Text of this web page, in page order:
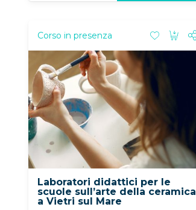
Corso in presenza
Laboratori didattici per le
scuole sull’arte della ceramica
a Vietri sul Mare